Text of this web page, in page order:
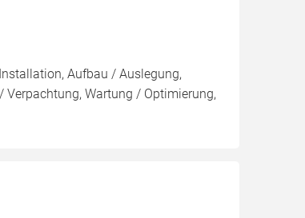
Aufbau / Auslegung,
Wartung / Optimierung,